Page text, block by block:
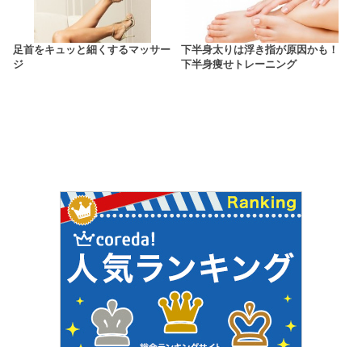
足首をキュッと細くするマッサー
ジ
下半身太りは浮き指が原因かも！
下半身痩せトレーニング